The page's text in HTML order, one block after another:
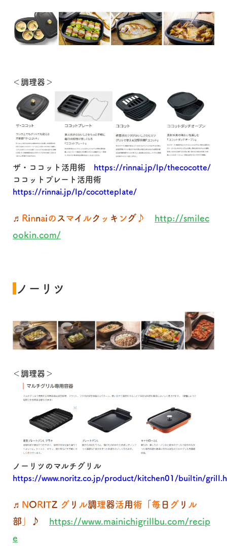
＜調理器＞
ザ・ココット活用術 https://rinnai.jp/lp/thecocotte/
ココットプレート活用術
https://rinnai.jp/lp/cocotteplate/
♬ Rinnaiの ス マイ ルク ッ キ ン グ ♪
http://smilec
ookin.com/
ノーリツ
＜調理器＞
ノーリツのマルチグリル
https://www.noritz.co.jp/product/kitchen01/builtin/
♬ NORITZ グ リ ル調理器活用術 「 毎 日 グ リ ル
部
♪
https://www.mainichigrillbu.com/recip
e